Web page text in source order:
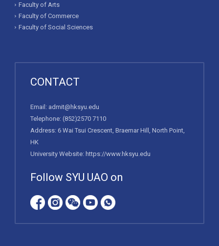
Faculty of Arts
Faculty of Commerce
Faculty of Social Sciences
CONTACT
Email: admit@hksyu.edu
Telephone: (852)2570 7110
Address: 6 Wai Tsui Crescent, Braemar Hill, North Point,
HK
University Website: https://www.hksyu.edu
Follow SYU UAO on